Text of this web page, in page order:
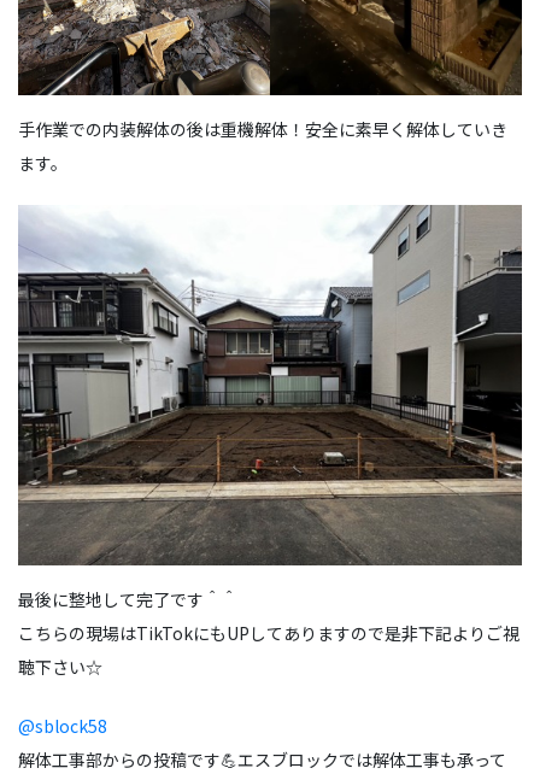
手作業での内装解体の後は重機解体！安全に素早く解体していき
ます。
最後に整地して完了です＾＾
こちらの現場はTikTokにもUPしてありますので是非下記よりご視
聴下さい☆
@sblock58
解体工事部からの投稿です💪エスブロックでは解体工事も承って